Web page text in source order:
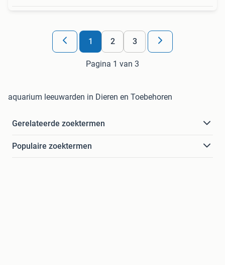
1 2 3
Pagina 1 van 3
aquarium leeuwarden in Dieren en Toebehoren
Gerelateerde zoektermen
Populaire zoektermen